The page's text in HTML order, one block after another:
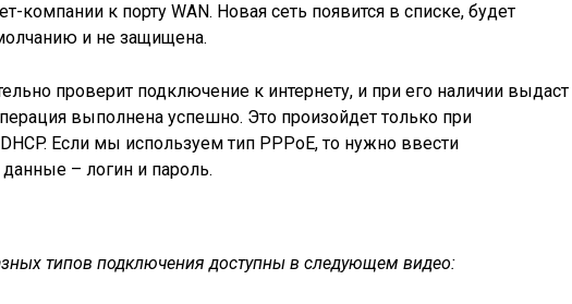
компании к порту WAN. Новая сеть появится в списке, будет
и не защищена.
проверит подключение к интернету, и при его наличии выдаст
выполнена успешно. Это произойдет только при
Если мы используем тип PPPoE, то нужно ввести
– логин и пароль.
типов подключения доступны в следующем видео: